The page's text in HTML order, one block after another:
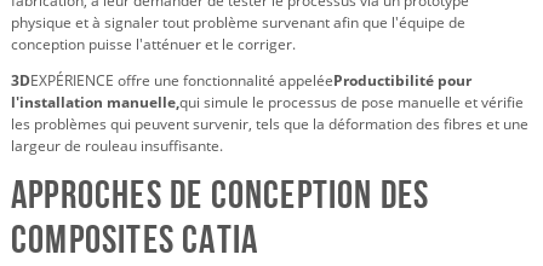
physique et à signaler tout problème survenant afin que l'équipe de
conception puisse l'atténuer et le corriger.
3DEXPÉRIENCE offre une fonctionnalité appeléeProductibilité pour
l'installation manuelle,qui simule le processus de pose manuelle et vérifie
les problèmes qui peuvent survenir, tels que la déformation des fibres et une
largeur de rouleau insuffisante.
Approches de conception des
composites CATIA